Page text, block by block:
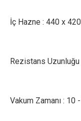
İç Hazne : 440 x
Rezistans
Vakum Zamanı : 10